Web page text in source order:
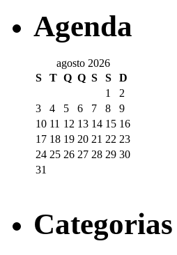
Agenda
agosto 2026
S
T Q Q S S
D
1
2
3
4 5 6 7 8
9
10 11 12 13 14 15 16
17 18 19 20 21 22 23
24 25 26 27 28 29 30
31
Categorias